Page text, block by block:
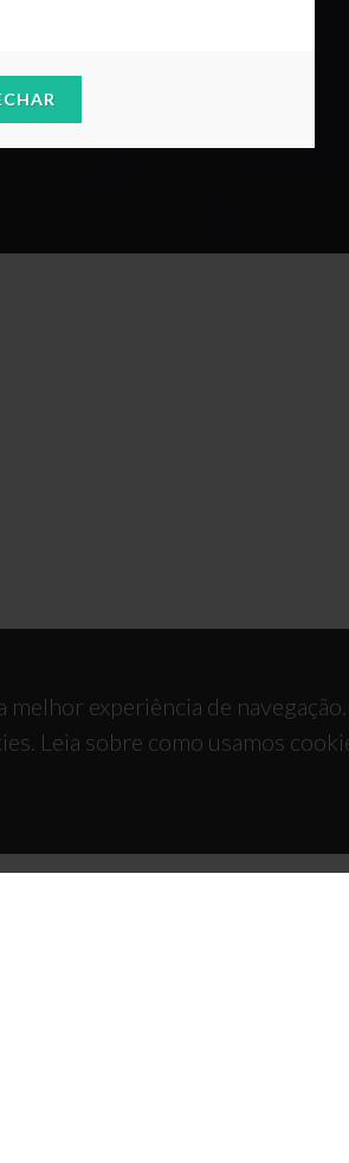
experiência de
Leia sobre como usamos